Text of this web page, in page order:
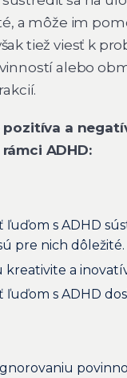
a môže im
tiež viesť k
alebo
a
ADHD:
ľuďom s ADHD
pre nich dôležité.
kreativite a
ľuďom s ADHD